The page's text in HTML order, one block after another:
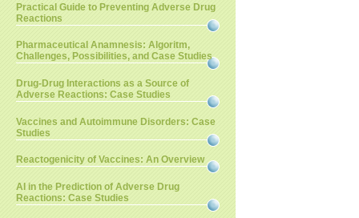
Practical Guide to Preventing Adverse Drug
Reactions
Pharmaceutical Anamnesis: Algoritm,
Challenges, Possibilities, and Case Studies
Drug-Drug Interactions as a Source of
Adverse Reactions: Case Studies
Vaccines and Autoimmune Disorders: Case
Studies
Reactogenicity of Vaccines: An Overview
AI in the Prediction of Adverse Drug
Reactions: Case Studies